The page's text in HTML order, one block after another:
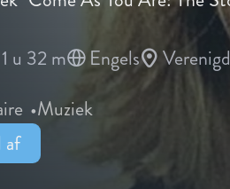
1 u 32 m Engels
Muziek
af